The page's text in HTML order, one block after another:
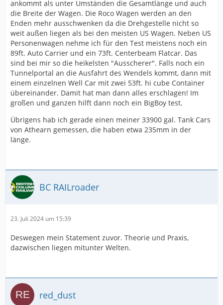
ankommt als unter Umständen die Gesamtlänge und auch
die Breite der Wagen. Die Roco Wagen werden an den
Enden mehr ausschwenken da die Drehgestelle nicht so
weit außen liegen als bei den meisten US Wagen. Neben US
Personenwagen nehme ich für den Test meistens noch ein
89ft. Auto Carrier und ein 73ft. Centerbeam Flatcar. Das
sind bei mir so die heikelsten "Ausscherer". Falls noch ein
Tunnelportal an die Ausfahrt des Wendels kommt, dann mit
einem einzelnen Well Car mit zwei 53ft. hi cube Container
übereinander. Damit hat man dann alles erschlagen! Im
großen und ganzen hilft dann noch ein BigBoy test.
Übrigens hab ich gerade einen meiner 33900 gal. Tank Cars
von Athearn gemessen, die haben etwa 235mm in der
länge.
BC RAILroader
23. Juli 2024 um 15:39
Deswegen mein Statement zuvor. Theorie und Praxis,
dazwischen liegen mitunter Welten.
red_dust